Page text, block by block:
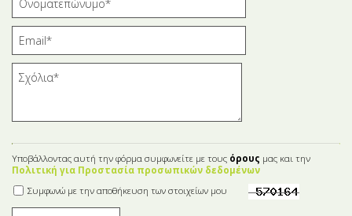
Υποβάλλοντας αυτή την φόρμα συμφωνείτε με τους όρους μας και την
Πολιτική για Προστασία προσωπικών δεδομένων
Συμφωνώ με την αποθήκευση των στοιχείων μου